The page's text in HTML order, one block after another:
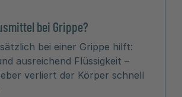
bei Grippe?
bei einer Grippe hilft:
ausreichend Flüssigkeit –
verliert der Körper schnell